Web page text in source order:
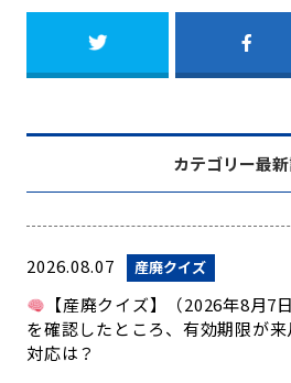
カテゴリー最
2026.08.07 産廃クイズ
【産廃クイズ】（2026年8月7
を確認したところ、有効期限が
対応は？